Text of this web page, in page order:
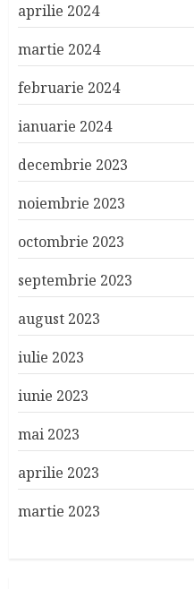
aprilie 2024
martie 2024
februarie 2024
ianuarie 2024
decembrie 2023
noiembrie 2023
octombrie 2023
septembrie 2023
august 2023
iulie 2023
iunie 2023
mai 2023
aprilie 2023
martie 2023